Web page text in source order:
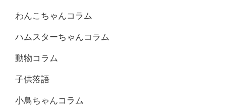
わんこちゃんコラム
ハムスターちゃんコラム
動物コラム
子供落語
小鳥ちゃんコラム